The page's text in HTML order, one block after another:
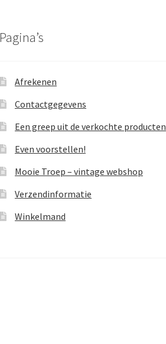
Pagina’s
Afrekenen
Contactgegevens
Een greep uit de verkochte producten
Even voorstellen!
Mooie Troep – vintage webshop
Verzendinformatie
Winkelmand